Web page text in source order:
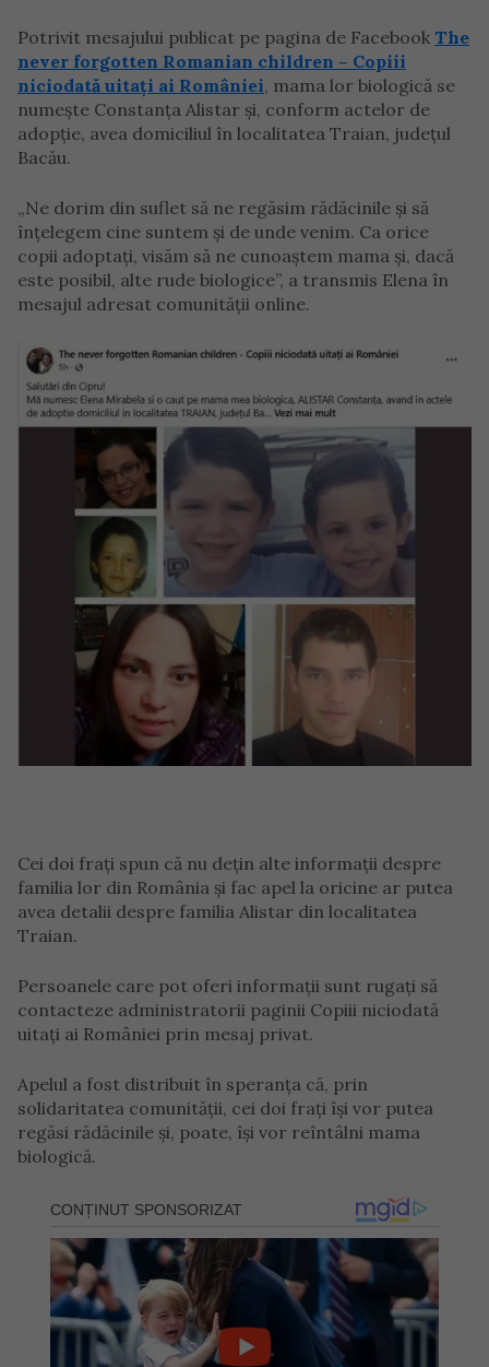
Potrivit mesajului publicat pe pagina de Facebook The
never forgotten Romanian children – Copiii
niciodată uitați ai României, mama lor biologică se
numește Constanța Alistar și, conform actelor de
adopție, avea domiciliul în localitatea Traian, județul
Bacău.
„Ne dorim din suflet să ne regăsim rădăcinile și să
înțelegem cine suntem și de unde venim. Ca orice
copii adoptați, visăm să ne cunoaștem mama și, dacă
este posibil, alte rude biologice”, a transmis Elena în
mesajul adresat comunității online.
Cei doi frați spun că nu dețin alte informații despre
familia lor din România și fac apel la oricine ar putea
avea detalii despre familia Alistar din localitatea
Traian.
Persoanele care pot oferi informații sunt rugați să
contacteze administratorii paginii Copiii niciodată
uitați ai României prin mesaj privat.
Apelul a fost distribuit în speranța că, prin
solidaritatea comunității, cei doi frați își vor putea
regăsi rădăcinile și, poate, își vor reîntâlni mama
biologică.